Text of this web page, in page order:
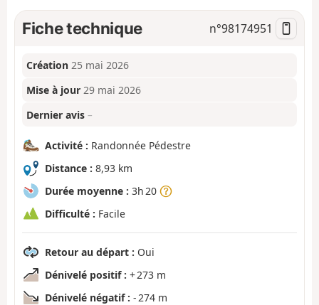
Fiche technique n°98174951
Création 25 mai 2026
Mise à jour 29 mai 2026
Dernier avis –
Activité : Randonnée Pédestre
Distance : 8,93 km
Durée moyenne : 3h 20
Difficulté : Facile
Retour au départ : Oui
Dénivelé positif : + 273 m
Dénivelé négatif : - 274 m